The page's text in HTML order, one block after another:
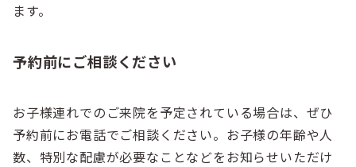
ます。
予約前にご相談ください
お子様連れでのご来院を予定されている場合は、ぜひ
予約前にお電話でご相談ください。お子様の年齢や人
数、特別な配慮が必要なことなどをお知らせいただけ